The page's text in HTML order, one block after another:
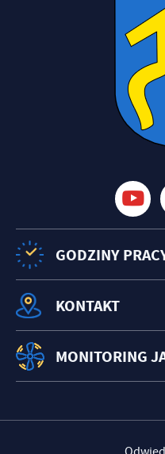
GODZINY
KONTAKT
MONITORING